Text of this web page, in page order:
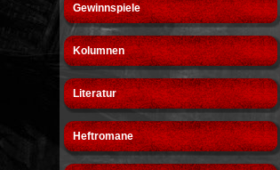
Gewinnspiele
Kolumnen
Literatur
Heftromane